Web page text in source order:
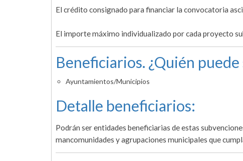
El crédito consignado para financiar la convocatoria
El importe máximo individualizado por cada proyecto
Beneficiarios. ¿Quién
Ayuntamientos/Municipios
Detalle beneficiarios:
Podrán ser entidades beneficiarias de estas
mancomunidades y agrupaciones municipales que